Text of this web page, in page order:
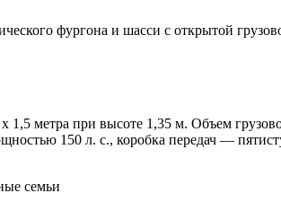
фургона и шасси с открытой
метра при высоте 1,35 м. Объем
150 л. с., коробка передач —
семьи